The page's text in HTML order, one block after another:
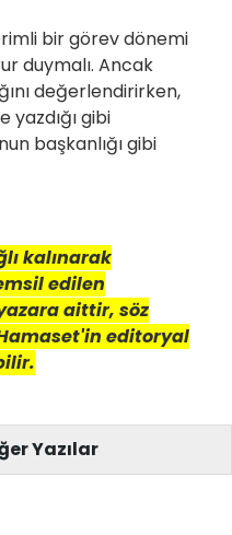
bir görev dönemi
duymalı. Ancak
değerlendirirken,
gibi
başkanlığı gibi
kalınarak
edilen
aittir, söz
editoryal
Yazılar